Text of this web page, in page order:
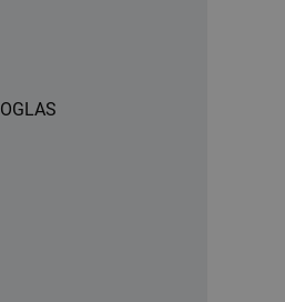
OGLAS